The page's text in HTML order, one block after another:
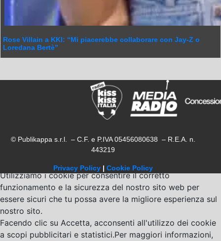
Rose Villain a KKI: “Mi piacerebbe collaborare con Jay-Z o
Loredana Bertè”
© Publikappa s.r.l. – C.F. e P.IVA 05456080638 – R.E.A. n.
443219
Privacy Policy | Cookie Policy
Utilizziamo i cookie per consentire il corretto
funzionamento e la sicurezza del nostro sito web per
essere sicuri che tu possa avere la migliore esperienza sul
nostro sito.
Facendo clic su Accetta, acconsenti all'utilizzo dei cookie
a scopi pubblicitari e statistici.Per maggiori informazioni,